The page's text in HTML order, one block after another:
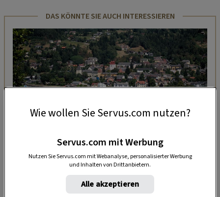
DAS KÖNNTE SIE AUCH INTERESSIEREN
10 Ausflugs-Tipps für den
Millstätter See in Kärnten
Wie wollen Sie Servus.com nutzen?
Servus.com mit Werbung
Nutzen Sie Servus.com mit Webanalyse, personalisierter Werbung
und Inhalten von Drittanbietern.
Alle akzeptieren